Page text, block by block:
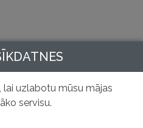
uzlabotu mūsu mājas
servisu.